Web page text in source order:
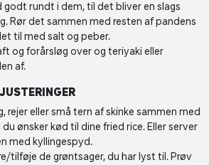
godt rundt i dem, til det bliver en slags
Rør det sammen med resten af pandens
til med salt og peber.
og forårsløg over og teriyaki eller
af.
rejer eller små tern af skinke sammen med
ønsker kød til dine fried rice. Eller server
med kyllingespyd.
tilføje de grøntsager, du har lyst til. Prøv